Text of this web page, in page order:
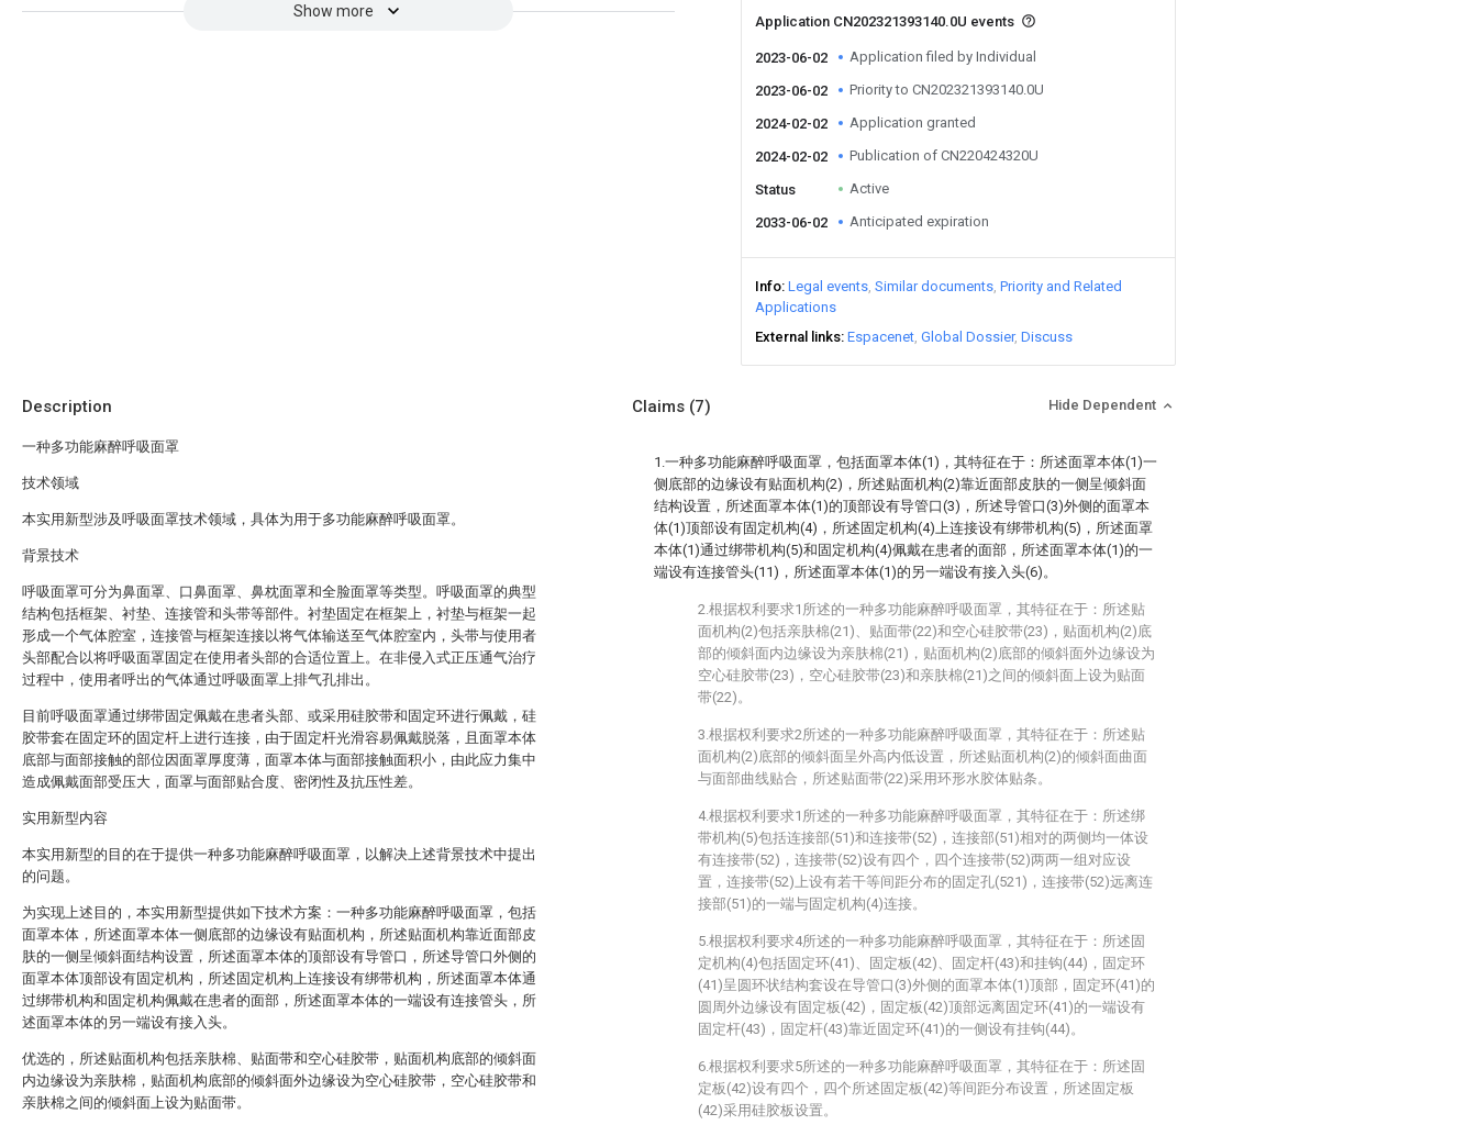
Show more
Application CN202321393140.0U events
2023-06-02 Application filed by Individual
2023-06-02 Priority to CN202321393140.0U
2024-02-02 Application granted
2024-02-02 Publication of CN220424320U
Status Active
2033-06-02 Anticipated expiration
Info Legal events Similar documents Priority and Related
Applications
External links Espacenet Global Dossier Discuss
Description
一种多功能麻醉呼吸面罩
技术领域
本实用新型涉及呼吸面罩技术领域，具体为用于多功能麻醉呼吸面罩。
背景技术
呼吸面罩可分为鼻面罩、口鼻面罩、鼻枕面罩和全脸面罩等类型。呼吸面罩的典型
结构包括框架、衬垫、连接管和头带等部件。衬垫固定在框架上，衬垫与框架一起
形成一个气体腔室，连接管与框架连接以将气体输送至气体腔室内，头带与使用者
头部配合以将呼吸面罩固定在使用者头部的合适位置上。在非侵入式正压通气治疗
过程中，使用者呼出的气体通过呼吸面罩上排气孔排出。
目前呼吸面罩通过绑带固定佩戴在患者头部、或采用硅胶带和固定环进行佩戴，硅
胶带套在固定环的固定杆上进行连接，由于固定杆光滑容易佩戴脱落，且面罩本体
底部与面部接触的部位因面罩厚度薄，面罩本体与面部接触面积小，由此应力集中
造成佩戴面部受压大，面罩与面部贴合度、密闭性及抗压性差。
实用新型内容
本实用新型的目的在于提供一种多功能麻醉呼吸面罩，以解决上述背景技术中提出
的问题。
为实现上述目的，本实用新型提供如下技术方案：一种多功能麻醉呼吸面罩，包括
面罩本体，所述面罩本体一侧底部的边缘设有贴面机构，所述贴面机构靠近面部皮
肤的一侧呈倾斜面结构设置，所述面罩本体的顶部设有导管口，所述导管口外侧的
面罩本体顶部设有固定机构，所述固定机构上连接设有绑带机构，所述面罩本体通
过绑带机构和固定机构佩戴在患者的面部，所述面罩本体的一端设有连接管头，所
述面罩本体的另一端设有接入头。
优选的，所述贴面机构包括亲肤棉、贴面带和空心硅胶带，贴面机构底部的倾斜面
内边缘设为亲肤棉，贴面机构底部的倾斜面外边缘设为空心硅胶带，空心硅胶带和
亲肤棉之间的倾斜面上设为贴面带。
Claims (7) Hide Dependent
1.一种多功能麻醉呼吸面罩，包括面罩本体(1)，其特征在于：所述面罩本体(1)一
侧底部的边缘设有贴面机构(2)，所述贴面机构(2)靠近面部皮肤的一侧呈倾斜面
结构设置，所述面罩本体(1)的顶部设有导管口(3)，所述导管口(3)外侧的面罩本
体(1)顶部设有固定机构(4)，所述固定机构(4)上连接设有绑带机构(5)，所述面罩
本体(1)通过绑带机构(5)和固定机构(4)佩戴在患者的面部，所述面罩本体(1)的一
端设有连接管头(11)，所述面罩本体(1)的另一端设有接入头(6)。
2.根据权利要求1所述的一种多功能麻醉呼吸面罩，其特征在于：所述贴
面机构(2)包括亲肤棉(21)、贴面带(22)和空心硅胶带(23)，贴面机构(2)底
部的倾斜面内边缘设为亲肤棉(21)，贴面机构(2)底部的倾斜面外边缘设为
空心硅胶带(23)，空心硅胶带(23)和亲肤棉(21)之间的倾斜面上设为贴面
带(22)。
3.根据权利要求2所述的一种多功能麻醉呼吸面罩，其特征在于：所述贴
面机构(2)底部的倾斜面呈外高内低设置，所述贴面机构(2)的倾斜面曲面
与面部曲线贴合，所述贴面带(22)采用环形水胶体贴条。
4.根据权利要求1所述的一种多功能麻醉呼吸面罩，其特征在于：所述绑
带机构(5)包括连接部(51)和连接带(52)，连接部(51)相对的两侧均一体设
有连接带(52)，连接带(52)设有四个，四个连接带(52)两两一组对应设
置，连接带(52)上设有若干等间距分布的固定孔(521)，连接带(52)远离连
接部(51)的一端与固定机构(4)连接。
5.根据权利要求4所述的一种多功能麻醉呼吸面罩，其特征在于：所述固
定机构(4)包括固定环(41)、固定板(42)、固定杆(43)和挂钩(44)，固定环
(41)呈圆环状结构套设在导管口(3)外侧的面罩本体(1)顶部，固定环(41)的
圆周外边缘设有固定板(42)，固定板(42)顶部远离固定环(41)的一端设有
固定杆(43)，固定杆(43)靠近固定环(41)的一侧设有挂钩(44)。
6.根据权利要求5所述的一种多功能麻醉呼吸面罩，其特征在于：所述固
定板(42)设有四个，四个所述固定板(42)等间距分布设置，所述固定板
(42)采用硅胶板设置。